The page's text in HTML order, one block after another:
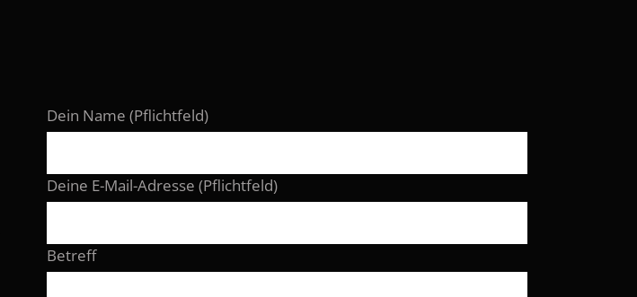
Dein Name (Pflichtfeld)
Deine E-Mail-Adresse (Pflichtfeld)
Betreff